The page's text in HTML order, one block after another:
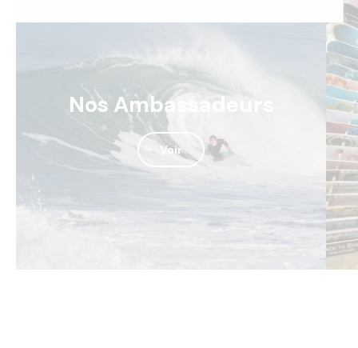
Nos Ambassadeurs
Voir